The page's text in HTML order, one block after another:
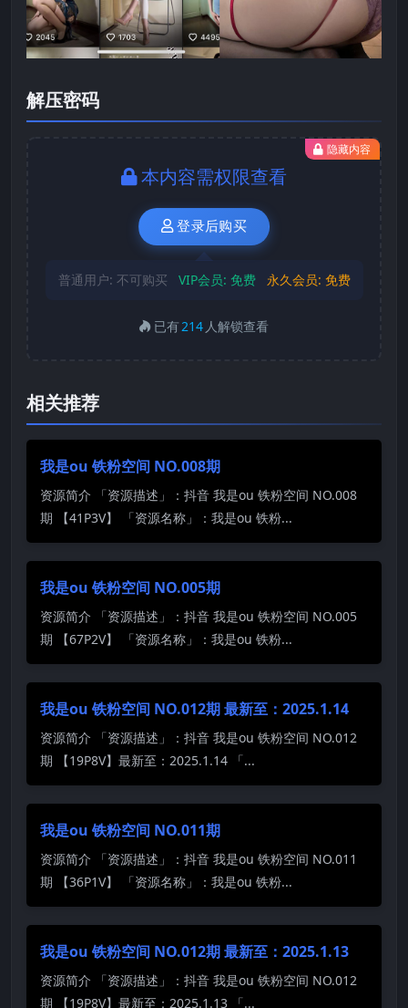
解压密码
隐藏内容
本内容需权限查看
登录后购买
普通用户: 不可购买 VIP会员: 免费 永久会员: 免费
已有214 人解锁查看
相关推荐
我是ou 铁粉空间 NO.008期
资源简介 「资源描述」：抖音 我是ou 铁粉空间 NO.008
期 【41P3V】 「资源名称」：我是ou 铁粉...
我是ou 铁粉空间 NO.005期
资源简介 「资源描述」：抖音 我是ou 铁粉空间 NO.005
期 【67P2V】 「资源名称」：我是ou 铁粉...
我是ou 铁粉空间 NO.012期 最新至：2025.1.14
资源简介 「资源描述」：抖音 我是ou 铁粉空间 NO.012
期 【19P8V】最新至：2025.1.14 「...
我是ou 铁粉空间 NO.011期
资源简介 「资源描述」：抖音 我是ou 铁粉空间 NO.011
期 【36P1V】 「资源名称」：我是ou 铁粉...
我是ou 铁粉空间 NO.012期 最新至：2025.1.13
资源简介 「资源描述」：抖音 我是ou 铁粉空间 NO.012
期 【19P8V】最新至：2025.1.13 「...